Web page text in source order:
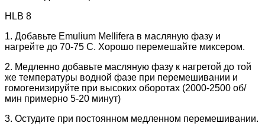
HLB 8
1. Добавьте Emulium Mellifera в масляную фазу и
нагрейте до 70-75 С. Хорошо перемешайте миксером.
2. Медленно добавьте масляную фазу к нагретой до той
же температуры водной фазе при перемешивании и
гомогенизируйте при высоких оборотах (2000-2500 об/
мин примерно 5-20 минут)
3. Остудите при постоянном медленном перемешивании.